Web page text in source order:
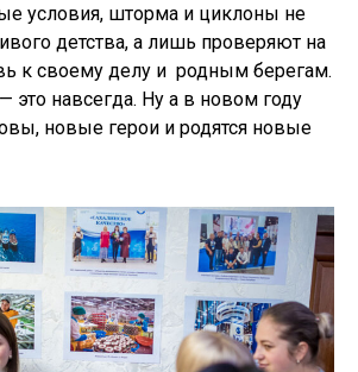
условия, шторма и циклоны не
детства, а лишь проверяют на
к своему делу и родным берегам.
это навсегда. Ну а в новом году
новые герои и родятся новые